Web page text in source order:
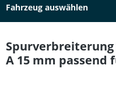
Fahrzeug auswählen
Spurverbreiterung
A 15 mm passend